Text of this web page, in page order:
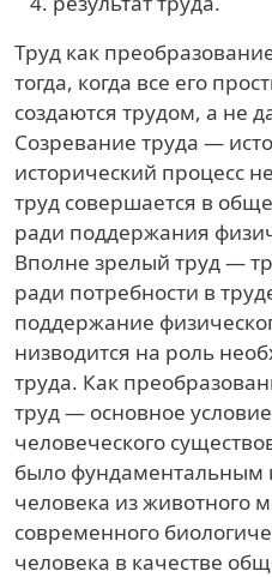
Труд как
тогда, когда все его
создаются трудом, а не
Созревание труда —
исторический процесс
труд совершается в
ради поддержания
Вполне зрелый труд —
ради потребности в
поддержание
низводится на роль
труда. Как
труд — основное
человеческого
было фундаментальным
человека из животного
современного
человека в качестве